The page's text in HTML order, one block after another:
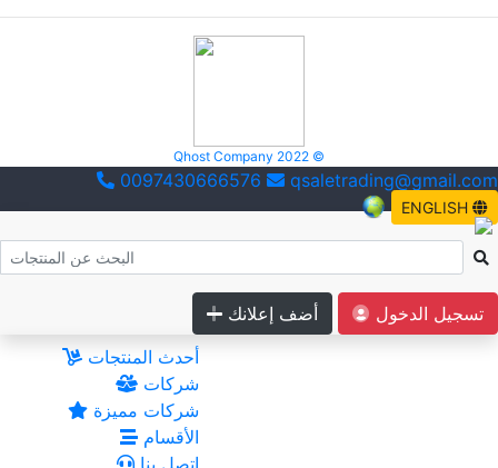
Qhost Company 2022 ©
0097430666576 qsaletrading@gmail.com
ENGLISH
أضف إعلانك
تسجيل الدخول
أحدث المنتجات
شركات
شركات مميزة
الأقسام
إتصل بنا